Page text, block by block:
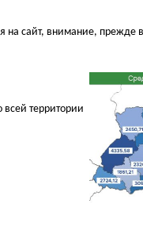
сайт, внимание, прежде
территории